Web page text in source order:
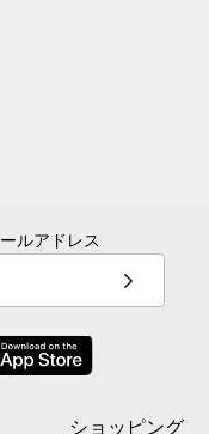
ルアドレス
ショッピング